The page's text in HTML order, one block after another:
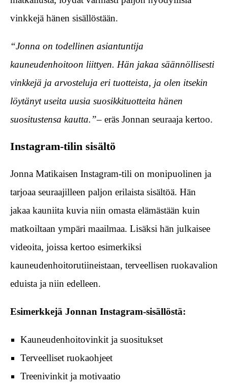
vinkkejä hänen sisällöstään.
“Jonna on todellinen asiantuntija
kauneudenhoitoon liittyen. Hän jakaa säännöllisesti
vinkkejä ja arvosteluja eri tuotteista, ja olen itsekin
löytänyt useita uusia suosikkituotteita hänen
suositustensa kautta.”– eräs Jonnan seuraaja kertoo.
Instagram-tilin sisältö
Jonna Matikaisen Instagram-tili on monipuolinen ja
tarjoaa seuraajilleen paljon erilaista sisältöä. Hän
jakaa kauniita kuvia niin omasta elämästään kuin
matkoiltaan ympäri maailmaa. Lisäksi hän julkaisee
videoita, joissa kertoo esimerkiksi
kauneudenhoitorutiineistaan, terveellisen ruokavalion
eduista ja niin edelleen.
Esimerkkejä Jonnan Instagram-sisällöstä:
Kauneudenhoitovinkit ja suositukset
Terveelliset ruokaohjeet
Treenivinkit ja motivaatio